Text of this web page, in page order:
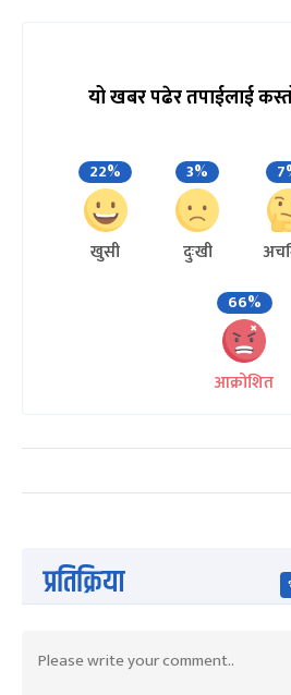
यो खबर पढेर तपाईलाई
22%
खुसी
3%
दुःखी
66%
आक्रोशित
प्रतिक्रिया